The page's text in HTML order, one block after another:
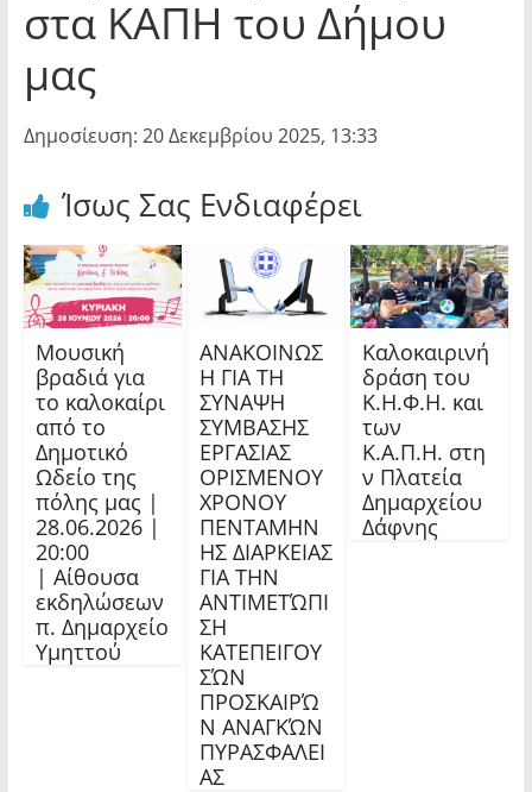
στα ΚΑΠΗ του Δήμου
μας
Δημοσίευση: 20 Δεκεμβρίου 2025, 13:33
Ίσως Σας Ενδιαφέρει
Μουσική
βραδιά για
το καλοκαίρι
από το
Δημοτικό
Ωδείο της
πόλης μας |
28.06.2026 |
20:00
| Αίθουσα
εκδηλώσεων
π. Δημαρχείο
Υμηττού
ΑΝΑΚΟΙΝΩΣ
Η ΓΙΑ ΤΗ
ΣΥΝΑΨΗ
ΣΥΜΒΑΣΗΣ
ΕΡΓΑΣΙΑΣ
ΟΡΙΣΜΕΝΟΥ
ΧΡΟΝΟΥ
ΠΕΝΤΑΜΗΝ
ΗΣ ΔΙΑΡΚΕΙΑΣ
ΓΙΑ ΤΗΝ
ΑΝΤΙΜΕΤΏΠΙ
ΣΗ
ΚΑΤΕΠΕΙΓΟΥ
ΣΏΝ
ΠΡΟΣΚΑΙΡΏ
Ν ΑΝΑΓΚΏΝ
ΠΥΡΑΣΦΑΛΕΙ
ΑΣ
Καλοκαιρινή
δράση του
Κ.Η.Φ.Η. και
των
Κ.Α.Π.Η. στη
ν Πλατεία
Δημαρχείου
Δάφνης